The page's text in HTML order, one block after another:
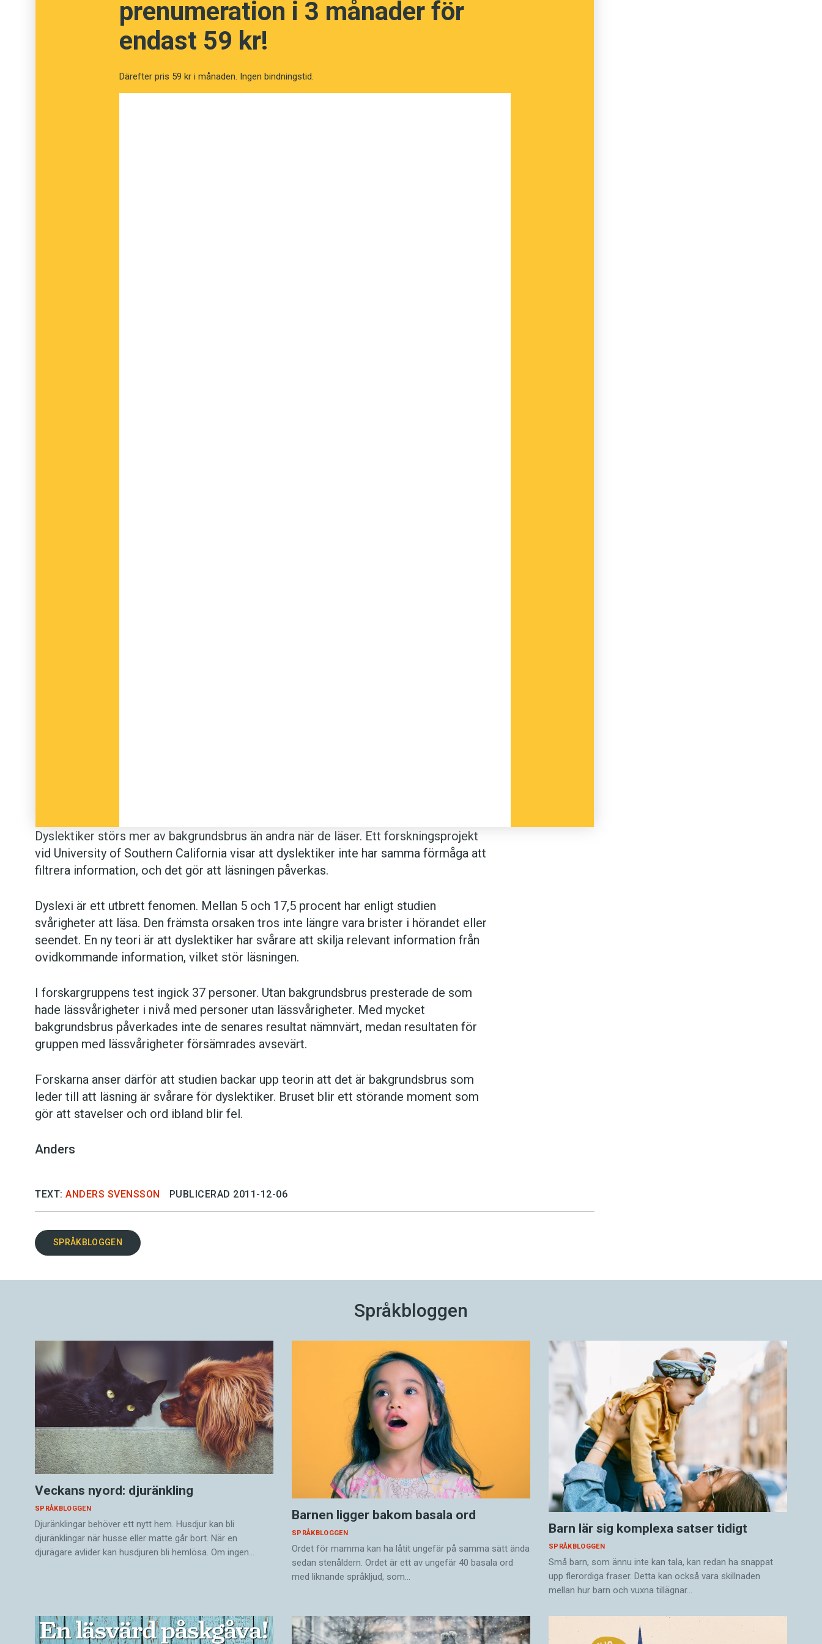
gör att stavelser och ord ibland blir fel.
prenumeration i 3 månader för
endast 59 kr!
Därefter pris 59 kr i månaden. Ingen bindningstid.
Dyslektiker störs mer av bakgrundsbrus än andra när de läser. Ett forskningsprojekt
vid University of Southern California visar att dyslektiker inte har samma förmåga att
filtrera information, och det gör att läsningen påverkas.
Dyslexi är ett utbrett fenomen. Mellan 5 och 17,5 procent har enligt studien
svårigheter att läsa. Den främsta orsaken tros inte längre vara brister i hörandet eller
seendet. En ny teori är att dyslektiker har svårare att skilja relevant information från
ovidkommande information, vilket stör läsningen.
I forskargruppens test ingick 37 personer. Utan bakgrundsbrus presterade de som
hade lässvårigheter i nivå med personer utan lässvårigheter. Med mycket
bakgrundsbrus påverkades inte de senares resultat nämnvärt, medan resultaten för
gruppen med lässvårigheter försämrades avsevärt.
Forskarna anser därför att studien backar upp teorin att det är bakgrundsbrus som
leder till att läsning är svårare för dyslektiker. Bruset blir ett störande moment som
gör att stavelser och ord ibland blir fel.
Anders
TEXT: ANDERS SVENSSON PUBLICERAD 2011-12-06
SPRÅKBLOGGEN
Språkbloggen
Veckans nyord: djuränkling
SPRÅKBLOGGEN
Djuränklingar behöver ett nytt hem. Husdjur kan bli
djuränklingar när husse eller matte går bort. När en
djurägare avlider kan husdjuren bli hemlösa. Om ingen…
Barnen ligger bakom basala ord
SPRÅKBLOGGEN
Ordet för mamma kan ha låtit ungefär på samma sätt ända
sedan stenåldern. Ordet är ett av ungefär 40 basala ord
med liknande språkljud, som…
Barn lär sig komplexa satser tidigt
SPRÅKBLOGGEN
Små barn, som ännu inte kan tala, kan redan ha snappat
upp flerordiga fraser. Detta kan också vara skillnaden
mellan hur barn och vuxna tillägnar…